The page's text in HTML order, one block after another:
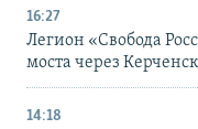
16:27
Легион «Свобода
моста через
14:18